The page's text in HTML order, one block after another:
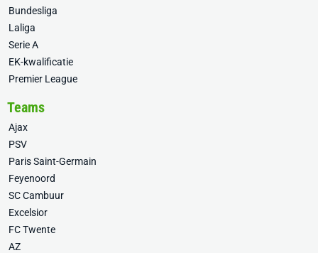
Bundesliga
Laliga
Serie A
EK-kwalificatie
Premier League
Teams
Ajax
PSV
Paris Saint-Germain
Feyenoord
SC Cambuur
Excelsior
FC Twente
AZ